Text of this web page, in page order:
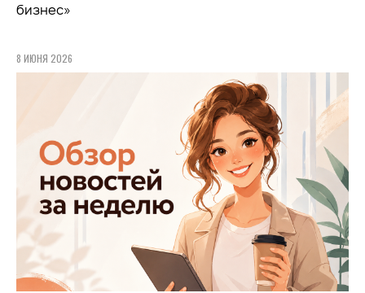
бизнес»
8 ИЮНЯ 2026